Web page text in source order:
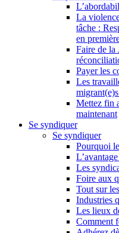
La
tâche :
en
Faire de la
Payer les
Les
Mettez fin
maintenant
Se syndiquer
Se syndiquer
Pourquoi
Les
Foire aux
Tout sur
Industries
Les lieux
Comment